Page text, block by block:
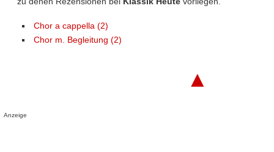
Chor a cappella (2)
Chor m. Begleitung (2)
▲
Anzeige